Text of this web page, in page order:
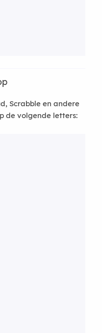
Scrabble en andere
de volgende letters: